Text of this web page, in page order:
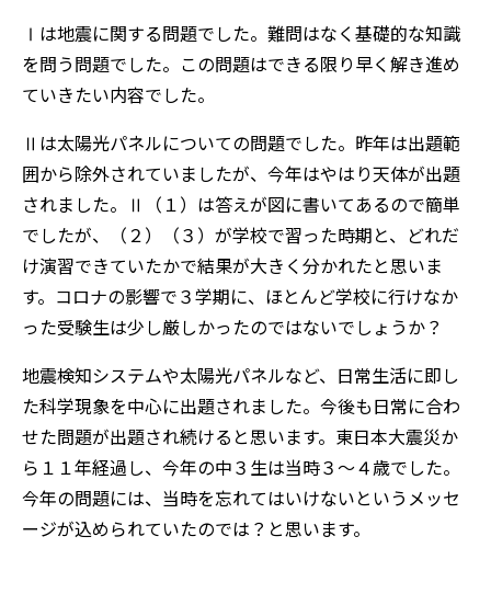
Ⅰは地震に関する問題でした。難問はなく基礎的な知識
を問う問題でした。この問題はできる限り早く解き進め
ていきたい内容でした。
Ⅱは太陽光パネルについての問題でした。昨年は出題範
囲から除外されていましたが、今年はやはり天体が出題
されました。Ⅱ（１）は答えが図に書いてあるので簡単
でしたが、（２）（３）が学校で習った時期と、どれだ
け演習できていたかで結果が大きく分かれたと思いま
す。コロナの影響で３学期に、ほとんど学校に行けなか
った受験生は少し厳しかったのではないでしょうか？
地震検知システムや太陽光パネルなど、日常生活に即し
た科学現象を中心に出題されました。今後も日常に合わ
せた問題が出題され続けると思います。東日本大震災か
ら１１年経過し、今年の中３生は当時３～４歳でした。
今年の問題には、当時を忘れてはいけないというメッセ
ージが込められていたのでは？と思います。